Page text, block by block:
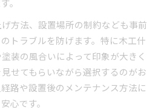
。
方法、設置場所の制約なども事前
トラブルを防げます。特に木工什
装の風合いによって印象が大きく
せてもらいながら選択するのがお
路や設置後のメンテナンス方法に
心です。